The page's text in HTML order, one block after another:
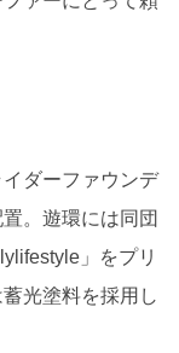
ダーファウンデ
。遊環には同団
」をプリ
光塗料を採用し